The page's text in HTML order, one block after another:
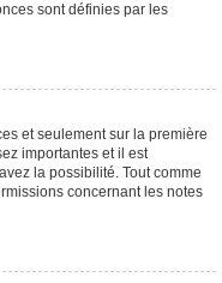
sont définies par les
et seulement sur la première
importantes et il est
la possibilité. Tout comme
concernant les notes